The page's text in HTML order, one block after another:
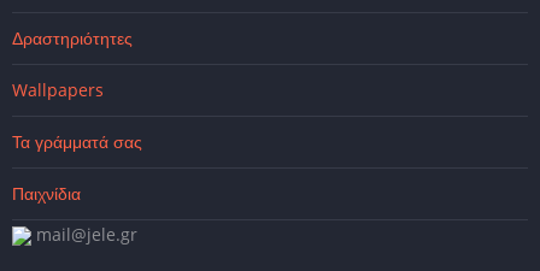
Δραστηριότητες
Wallpapers
Τα γράμματά σας
Παιχνίδια
mail@jele.gr